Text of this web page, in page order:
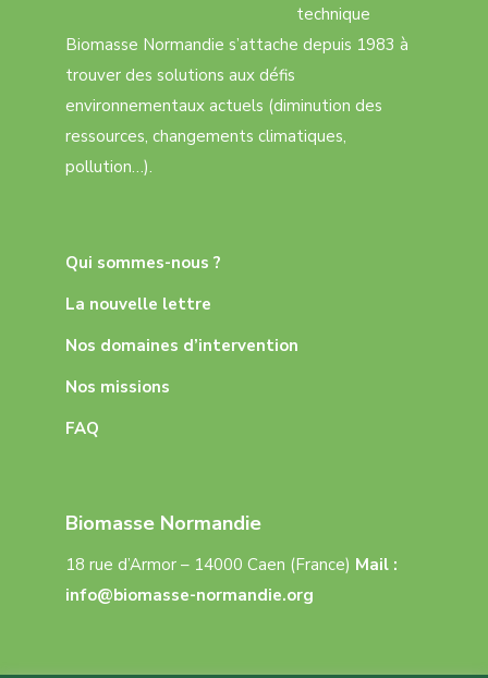
technique
Biomasse Normandie s’attache depuis 1983 à
trouver des solutions aux défis
environnementaux actuels (diminution des
ressources, changements climatiques,
pollution…).
Qui sommes-nous ?
La nouvelle lettre
Nos domaines d’intervention
Nos missions
FAQ
Biomasse Normandie
18 rue d’Armor – 14000 Caen (France) Mail :
info@biomasse-normandie.org